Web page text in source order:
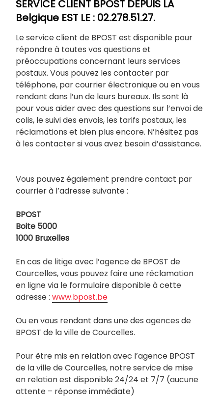
SERVICE CLIENT BPOST DEPUIS LA
Belgique EST LE : 02.278.51.27.
Le service client de BPOST est disponible pour
répondre à toutes vos questions et
préoccupations concernant leurs services
postaux. Vous pouvez les contacter par
téléphone, par courrier électronique ou en vous
rendant dans l’un de leurs bureaux. Ils sont là
pour vous aider avec des questions sur l’envoi de
colis, le suivi des envois, les tarifs postaux, les
réclamations et bien plus encore. N’hésitez pas
à les contacter si vous avez besoin d’assistance.
Vous pouvez également prendre contact par
courrier à l’adresse suivante :
BPOST
Boite 5000
1000 Bruxelles
En cas de litige avec l’agence de BPOST de
Courcelles, vous pouvez faire une réclamation
en ligne via le formulaire disponible à cette
adresse : www.bpost.be
Ou en vous rendant dans une des agences de
BPOST de la ville de Courcelles.
Pour être mis en relation avec l’agence BPOST
de la ville de Courcelles, notre service de mise
en relation est disponible 24/24 et 7/7 (aucune
attente – réponse immédiate)